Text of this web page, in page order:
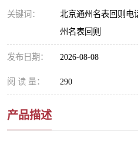
关键词：
北京通州名表回则电
州名表回则
发布日期： 2026-08-08
阅 读 量： 290
产品描述